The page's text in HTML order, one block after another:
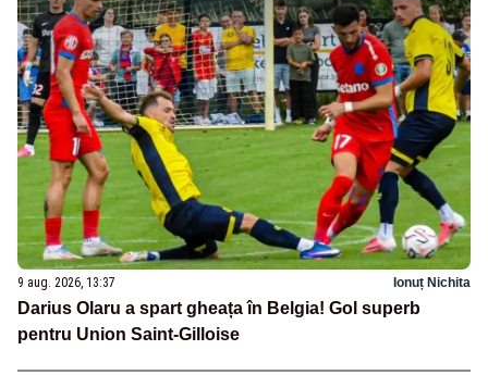
9 aug. 2026, 13:37 Ionuț Nichita
Darius Olaru a spart gheața în Belgia! Gol superb
pentru Union Saint-Gilloise